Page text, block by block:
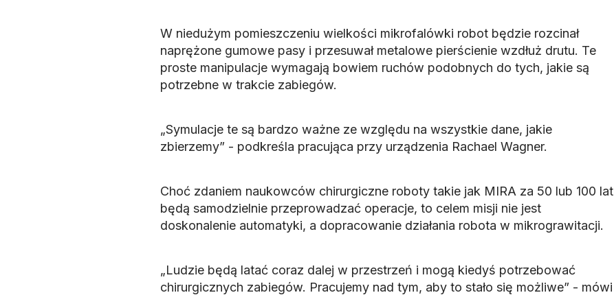
W niedużym pomieszczeniu wielkości mikrofalówki robot będzie rozcinał
naprężone gumowe pasy i przesuwał metalowe pierścienie wzdłuż drutu. Te
proste manipulacje wymagają bowiem ruchów podobnych do tych, jakie są
potrzebne w trakcie zabiegów.
„Symulacje te są bardzo ważne ze względu na wszystkie dane, jakie
zbierzemy” - podkreśla pracująca przy urządzenia Rachael Wagner.
Choć zdaniem naukowców chirurgiczne roboty takie jak MIRA za 50 lub 100 lat
będą samodzielnie przeprowadzać operacje, to celem misji nie jest
doskonalenie automatyki, a dopracowanie działania robota w mikrograwitacji.
„Ludzie będą latać coraz dalej w przestrzeń i mogą kiedyś potrzebować
chirurgicznych zabiegów. Pracujemy nad tym, aby to stało się możliwe” - mówi